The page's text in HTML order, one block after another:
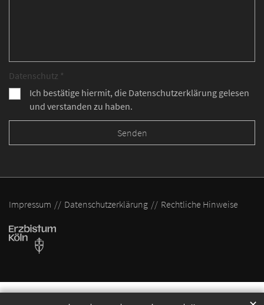
Datenschutz *
Ich bestätige hiermit, die Datenschutzerklärung gelesen
und verstanden zu haben.
Impressum Datenschutzerklärung Rechtliche Hinweise